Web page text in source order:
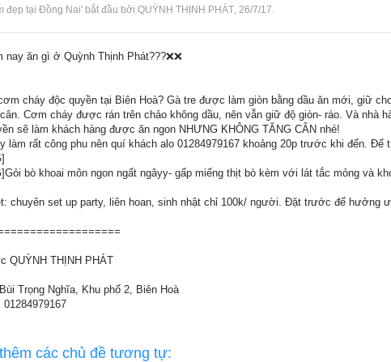
đẹp tại Đồng Nai' bắt đầu bởi QUỲNH THỊNH PHÁT, 26/7/17.
nay ăn gì ở Quỳnh Thịnh Phát???❌❌
cháy độc quyền tại Biên Hoà? Gà tre được làm giòn bằng dầu ăn mới, giữ
Cơm cháy được rán trên chảo không dầu, nên vẫn giữ độ giòn- ráo. Và nhà
sẽ làm khách hàng được ăn ngon NHƯNG KHÔNG TĂNG CÂN nhé!
làm rất công phu nên quí khách alo 01284979167 khoảng 20p trước khi đến. Để
️Gỏi bò khoai môn ngon ngất ngâyy- gấp miếng thịt bò kèm với lát tắc mỏng và
chuyên set up party, liên hoan, sinh nhật chỉ 100k/ người. Đặt trước để hưởng
QUỲNH THỊNH PHÁT
Trọng Nghĩa, Khu phố 2, Biên Hoà
01284979167
các chủ đề tương tự: